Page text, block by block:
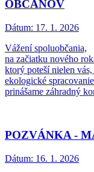
OBČANOV
Dátum: 17. 1. 2026
Vážení spoluobčania,
na začiatku nového
ktorý poteší nielen
ekologické
prinášame záhradný
POZVÁNKA -
Dátum: 16. 1. 2026